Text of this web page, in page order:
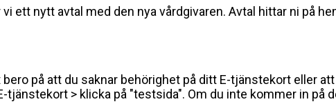
ett nytt avtal med den nya vårdgivaren. Avtal hittar ni på
på att du saknar behörighet på ditt E-tjänstekort eller
> klicka på "testsida". Om du inte kommer in på